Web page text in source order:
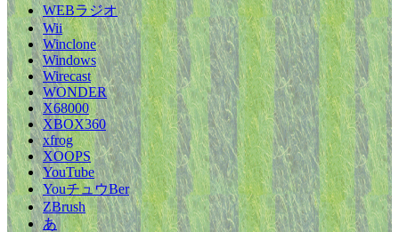
WEBラジオ
Wii
Winclone
Windows
Wirecast
WONDER
X68000
XBOX360
xfrog
XOOPS
YouTube
YouチュウBer
ZBrush
あ